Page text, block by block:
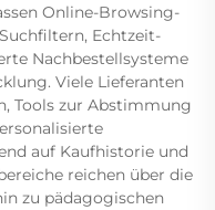
Online-Browsing-
Echtzeit-
Nachbestellsysteme
Viele Lieferanten
Tools zur Abstimmung
auf Kaufhistorie und
reichen über die
zu pädagogischen